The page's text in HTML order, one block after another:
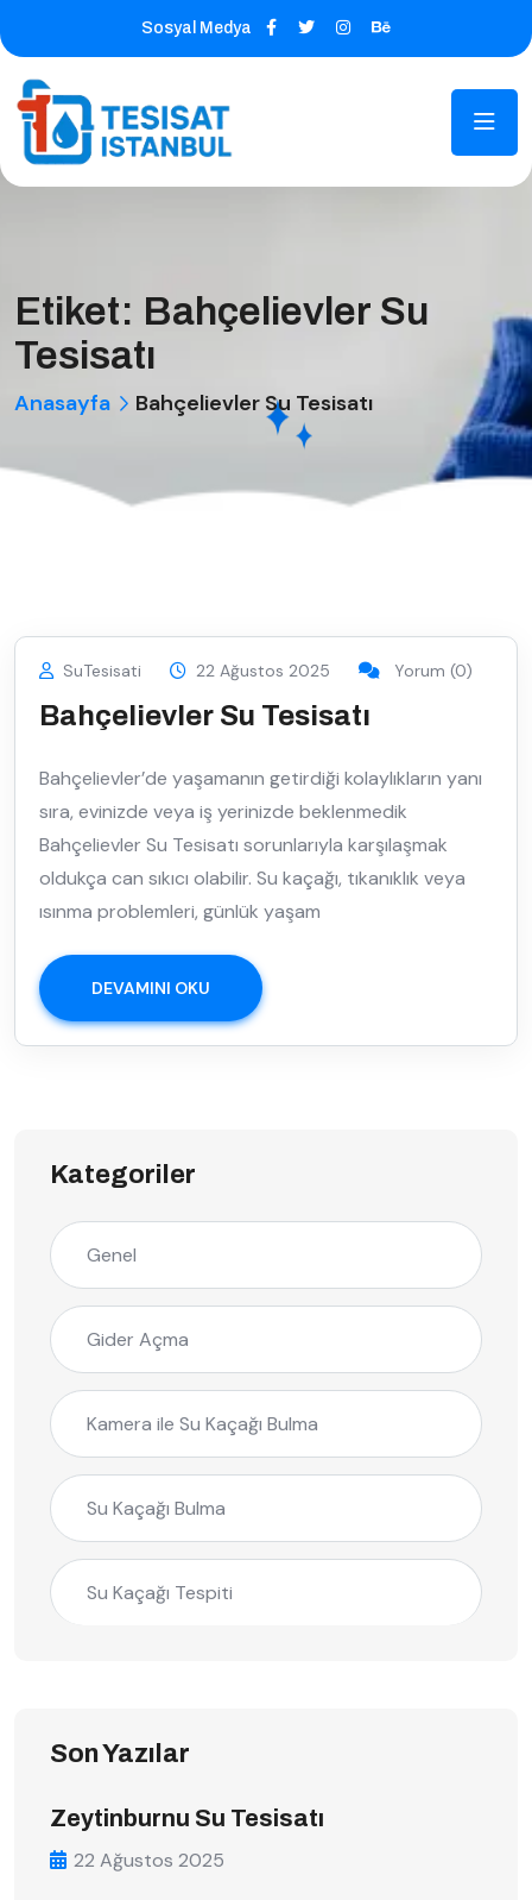
Sosyal Medya
Etiket: Bahçelievler Su
Tesisatı
Anasayfa Bahçelievler Su Tesisatı
SuTesisati 22 Ağustos 2025 Yorum (0)
Bahçelievler Su Tesisatı
Bahçelievler’de yaşamanın getirdiği kolaylıkların yanı
sıra, evinizde veya iş yerinizde beklenmedik
Bahçelievler Su Tesisatı sorunlarıyla karşılaşmak
oldukça can sıkıcı olabilir. Su kaçağı, tıkanıklık veya
ısınma problemleri, günlük yaşam
DEVAMINI OKU
Kategoriler
Genel
Gider Açma
Kamera ile Su Kaçağı Bulma
Su Kaçağı Bulma
Su Kaçağı Tespiti
Son Yazılar
Zeytinburnu Su Tesisatı
22 Ağustos 2025